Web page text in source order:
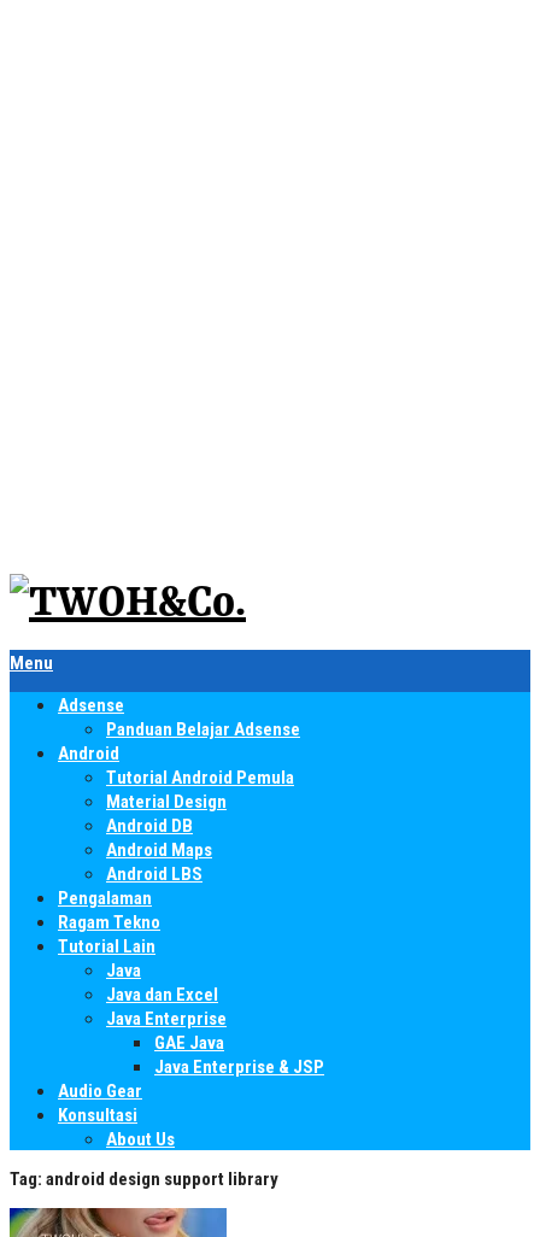
Menu
Adsense
Panduan Belajar Adsense
Android
Tutorial Android Pemula
Material Design
Android DB
Android Maps
Android LBS
Pengalaman
Ragam Tekno
Tutorial Lain
Java
Java dan Excel
Java Enterprise
GAE Java
Java Enterprise & JSP
Audio Gear
Konsultasi
About Us
Tag: android design support library